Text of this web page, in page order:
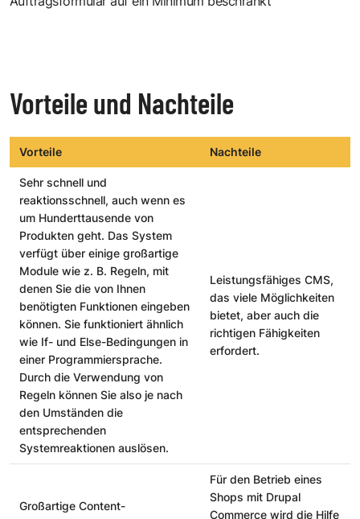
Vorteile und Nachteile
Vorteile Nachteile
Sehr schnell und
reaktionsschnell, auch wenn es
um Hunderttausende von
Produkten geht. Das System
verfügt über einige großartige
Module wie z. B. Regeln, mit
denen Sie die von Ihnen
benötigten Funktionen eingeben
können. Sie funktioniert ähnlich
wie If- und Else-Bedingungen in
einer Programmiersprache.
Durch die Verwendung von
Regeln können Sie also je nach
den Umständen die
entsprechenden
Systemreaktionen auslösen.
Leistungsfähiges CMS,
das viele Möglichkeiten
bietet, aber auch die
richtigen Fähigkeiten
erfordert.
Großartige Content-
Für den Betrieb eines
Shops mit Drupal
Commerce wird die Hilfe